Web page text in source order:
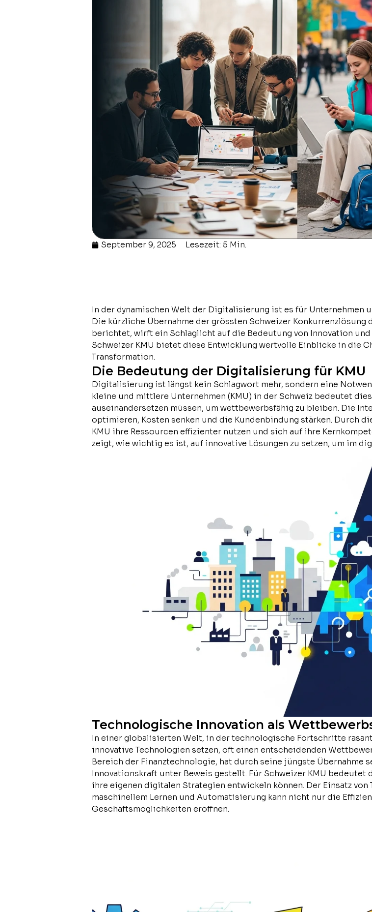
September 9, 2025 Lesezeit: 5 Min.
In der dynamischen Welt der Digitalisierung ist es für Unternehmen
Die kürzliche Übernahme der grössten Schweizer Konkurrenzlösung
berichtet, wirft ein Schlaglicht auf die Bedeutung von Innovation
Schweizer KMU bietet diese Entwicklung wertvolle Einblicke in die
Transformation.
Die Bedeutung der Digitalisierung für KMU
Digitalisierung ist längst kein Schlagwort mehr, sondern eine
kleine und mittlere Unternehmen (KMU) in der Schweiz bedeutet
auseinandersetzen müssen, um wettbewerbsfähig zu bleiben. Die
optimieren, Kosten senken und die Kundenbindung stärken. Durch
KMU ihre Ressourcen effizienter nutzen und sich auf ihre
zeigt, wie wichtig es ist, auf innovative Lösungen zu setzen, um im
Technologische Innovation als
In einer globalisierten Welt, in der technologische Fortschritte
innovative Technologien setzen, oft einen entscheidenden
Bereich der Finanztechnologie, hat durch seine jüngste Übernahme
Innovationskraft unter Beweis gestellt. Für Schweizer KMU bedeutet
ihre eigenen digitalen Strategien entwickeln können. Der Einsatz
maschinellem Lernen und Automatisierung kann nicht nur die
Geschäftsmöglichkeiten eröffnen.